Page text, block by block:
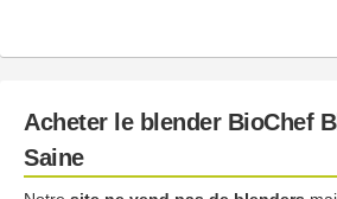
Acheter le blender BioChef
Saine